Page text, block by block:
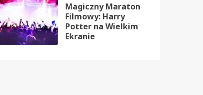
Magiczny Maraton
Filmowy: Harry
Potter na Wielkim
Ekranie